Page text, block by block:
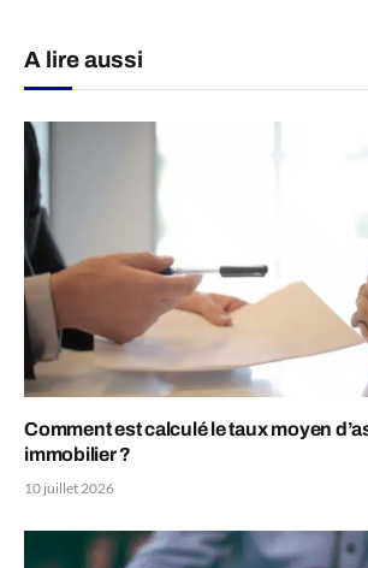
A lire aussi
Comment est calculé le taux moyen
immobilier ?
10 juillet 2026